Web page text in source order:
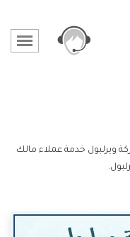
ويرلبول خدمة عملاء مالك